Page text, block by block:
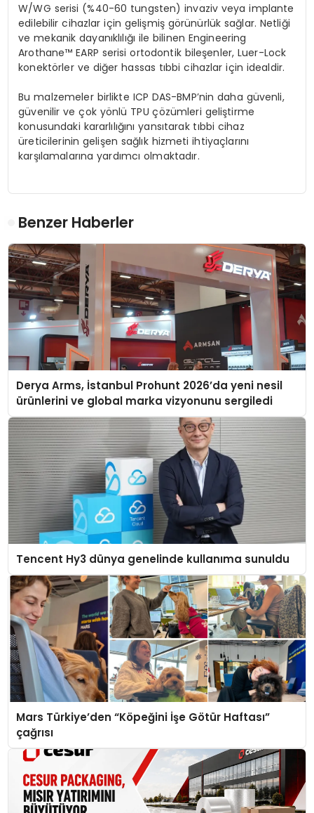
W/WG serisi (%40-60 tungsten) invaziv veya implante
edilebilir cihazlar için gelişmiş görünürlük sağlar. Netliği
ve mekanik dayanıklılığı ile bilinen Engineering
Arothane™ EARP serisi ortodontik bileşenler, Luer-Lock
konektörler ve diğer hassas tıbbi cihazlar için idealdir.
Bu malzemeler birlikte ICP DAS-BMP’nin daha güvenli,
güvenilir ve çok yönlü TPU çözümleri geliştirme
konusundaki kararlılığını yansıtarak tıbbi cihaz
üreticilerinin gelişen sağlık hizmeti ihtiyaçlarını
karşılamalarına yardımcı olmaktadır.
Benzer Haberler
Derya Arms, İstanbul Prohunt 2026’da yeni nesil
ürünlerini ve global marka vizyonunu sergiledi
Tencent Hy3 dünya genelinde kullanıma sunuldu
Mars Türkiye’den “Köpeğini İşe Götür Haftası”
çağrısı